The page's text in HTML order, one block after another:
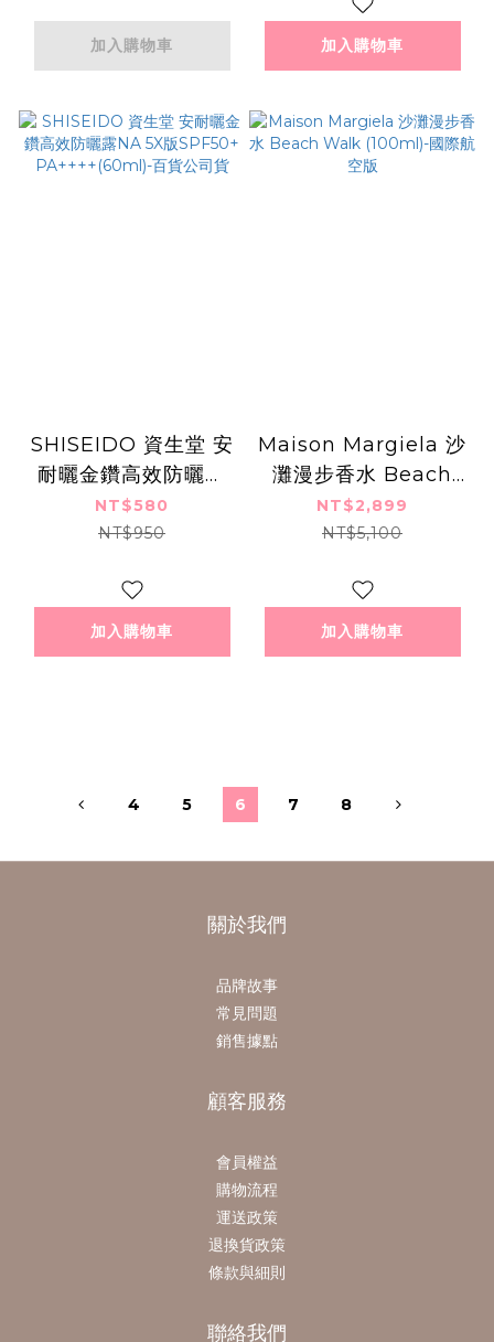
加入購物車 加入購物車
SHISEIDO 資生堂 安
耐曬金鑽高效防曬露
NA 5X版SPF50+
PA++++(60ml)-百貨
NT$580
NT$950
加入購物車
Maison Margiela 沙
灘漫步香水 Beach
Walk (100ml)-國際
航空版
NT$2,899
NT$5,100
加入購物車
4 5 6 7 8
關於我們
品牌故事
常見問題
銷售據點
顧客服務
會員權益
購物流程
運送政策
退換貨政策
條款與細則
聯絡我們